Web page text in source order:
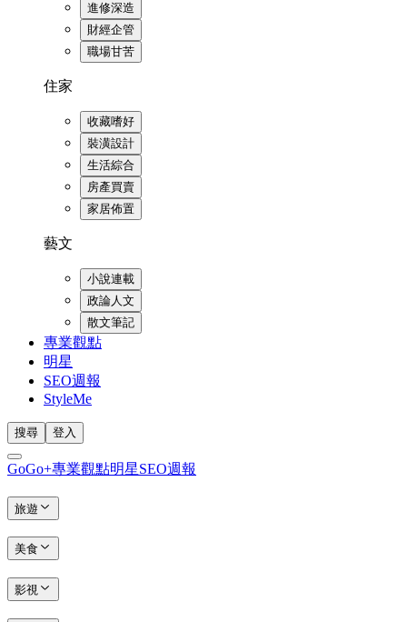
進修深造
財經企管
職場甘苦
住家
收藏嗜好
裝潢設計
生活綜合
房產買賣
家居佈置
藝文
小說連載
政論人文
散文筆記
專業觀點
明星
SEO週報
StyleMe
搜尋 登入
GoGo+專業觀點明星SEO週報
旅遊
美食
影視